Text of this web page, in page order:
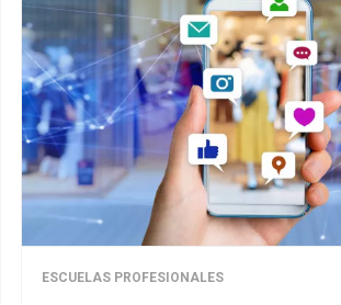
ESCUELAS PROFESIONALES